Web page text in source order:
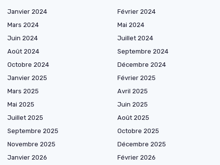
Janvier 2024
Février 2024
Mars 2024
Mai 2024
Juin 2024
Juillet 2024
Août 2024
Septembre 2024
Octobre 2024
Décembre 2024
Janvier 2025
Février 2025
Mars 2025
Avril 2025
Mai 2025
Juin 2025
Juillet 2025
Août 2025
Septembre 2025
Octobre 2025
Novembre 2025
Décembre 2025
Janvier 2026
Février 2026